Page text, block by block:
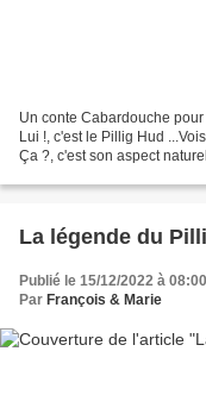
Un conte Cabardouche
Lui !, c'est le Pillig Hud
Ça ?, c'est son aspect
La légende du
Publié le 15/12/2022 à 08:00
Par François & Marie